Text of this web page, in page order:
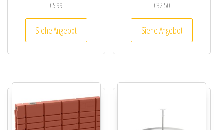
€5.99
Siehe Angebot
€32.50
Siehe Angebot